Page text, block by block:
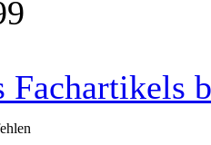
Fachartikels